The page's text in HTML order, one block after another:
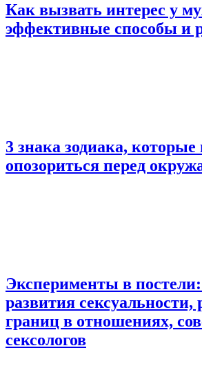
Как вызвать интерес у
эффективные способы и
3 знака зодиака, которые
опозориться перед
Эксперименты в
развития
границ в отношениях,
сексологов